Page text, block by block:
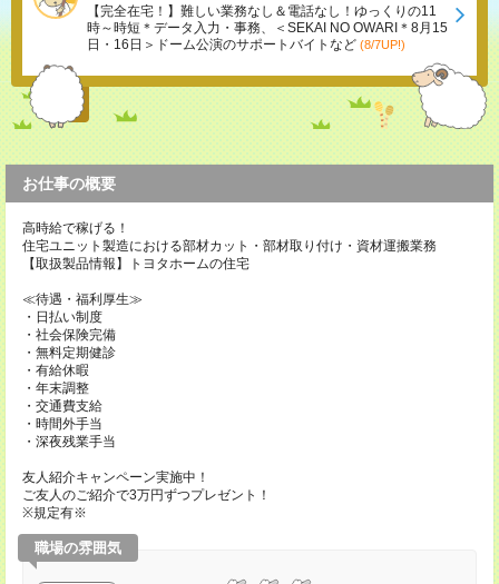
【完全在宅！】難しい業務なし＆電話なし！ゆっくりの11
時～時短＊データ入力・事務、＜SEKAI NO OWARI＊8月15
日・16日＞ドーム公演のサポートバイトなど (8/7UP!)
お仕事の概要
高時給で稼げる！
住宅ユニット製造における部材カット・部材取り付け・資材運搬業務
【取扱製品情報】トヨタホームの住宅
≪待遇・福利厚生≫
・日払い制度
・社会保険完備
・無料定期健診
・有給休暇
・年末調整
・交通費支給
・時間外手当
・深夜残業手当
友人紹介キャンペーン実施中！
ご友人のご紹介で3万円ずつプレゼント！
※規定有※
職場の雰囲気